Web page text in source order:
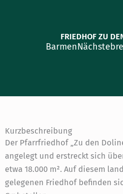
FRIEDHOF ZU
Barmen
Kurzbeschreibung
Der Pfarrfriedhof „Zu den
angelegt und erstreckt sich
etwa 18.000 m². Auf diesem
gelegenen Friedhof befinden